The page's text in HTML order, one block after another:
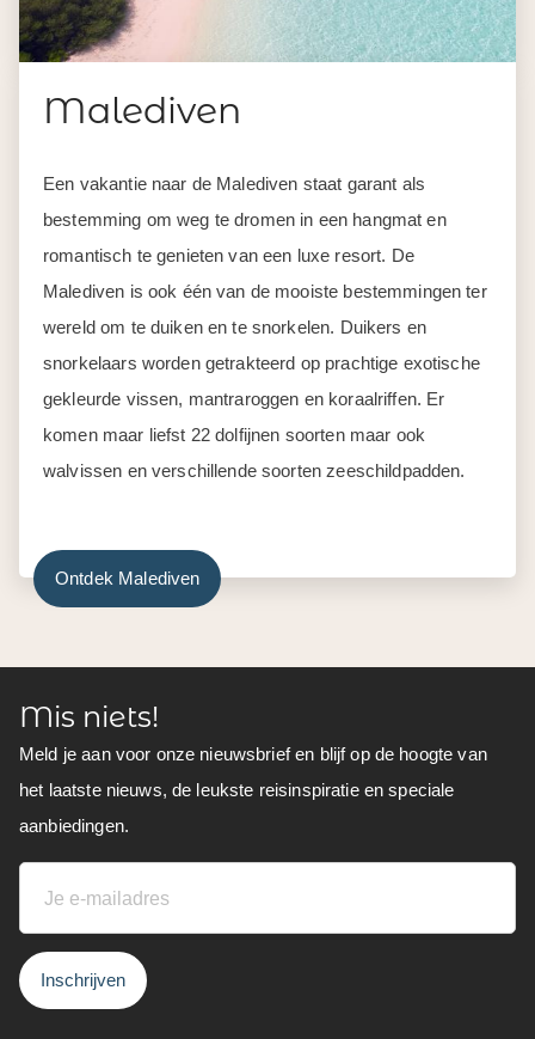
Malediven
Een vakantie naar de Malediven staat garant als
bestemming om weg te dromen in een hangmat en
romantisch te genieten van een luxe resort. De
Malediven is ook één van de mooiste bestemmingen ter
wereld om te duiken en te snorkelen. Duikers en
snorkelaars worden getrakteerd op prachtige exotische
gekleurde vissen, mantraroggen en koraalriffen. Er
komen maar liefst 22 dolfijnen soorten maar ook
walvissen en verschillende soorten zeeschildpadden.
Ontdek Malediven
Mis niets!
Meld je aan voor onze nieuwsbrief en blijf op de hoogte van
het laatste nieuws, de leukste reisinspiratie en speciale
aanbiedingen.
Inschrijven